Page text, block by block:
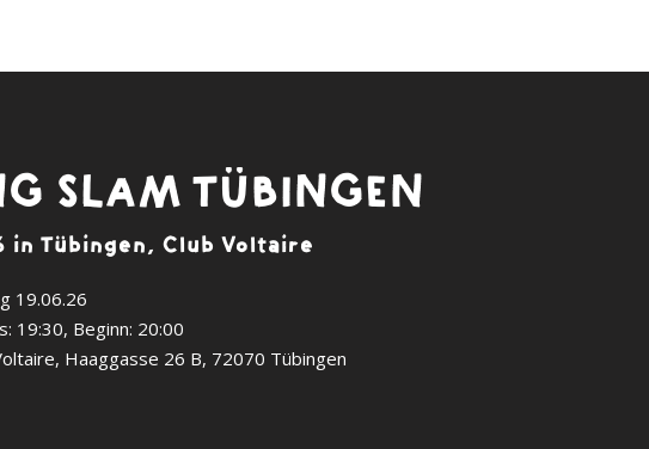
SLAM TÜBINGEN
in Tübingen, Club Voltaire
19.06.26
19:30, Beginn: 20:00
, Haaggasse 26 B, 72070 Tübingen